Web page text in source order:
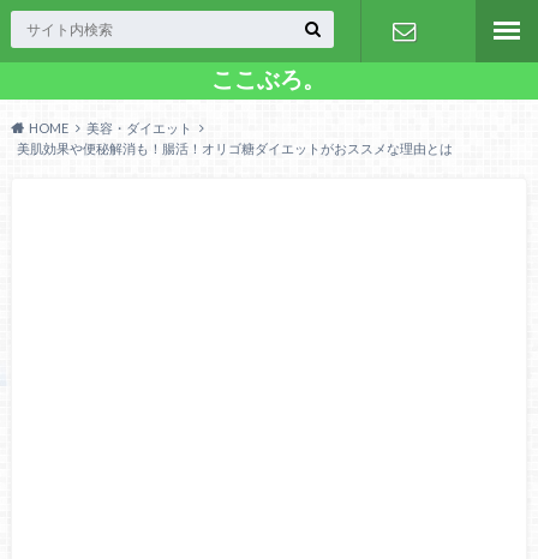
ここぶろ。
せ
HOME
美容・ダイエット
美肌効果や便秘解消も！腸活！オリゴ糖ダイエットがおススメな理由とは